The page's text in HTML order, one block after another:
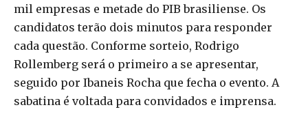
mil empresas e metade do PIB brasiliense. Os
candidatos terão dois minutos para responder
cada questão. Conforme sorteio, Rodrigo
Rollemberg será o primeiro a se apresentar,
seguido por Ibaneis Rocha que fecha o evento. A
sabatina é voltada para convidados e imprensa.